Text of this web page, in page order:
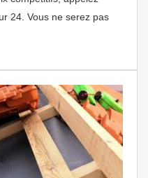
24. Vous ne serez pas